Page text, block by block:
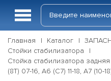
Главная Каталог
Стойки стабилизатора
Стойка стабилизатора задняя
(8T) 07-16, A6 (C7) 11-18, A7 (10-